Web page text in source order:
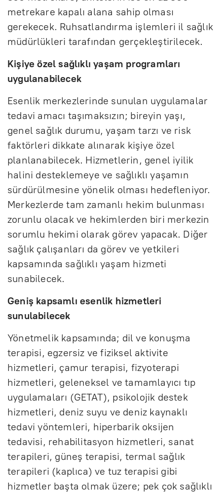
metrekare kapalı alana sahip olması
gerekecek. Ruhsatlandırma işlemleri il sağlık
müdürlükleri tarafından gerçekleştirilecek.
Kişiye özel sağlıklı yaşam programları
uygulanabilecek
Esenlik merkezlerinde sunulan uygulamalar
tedavi amacı taşımaksızın; bireyin yaşı,
genel sağlık durumu, yaşam tarzı ve risk
faktörleri dikkate alınarak kişiye özel
planlanabilecek. Hizmetlerin, genel iyilik
halini desteklemeye ve sağlıklı yaşamın
sürdürülmesine yönelik olması hedefleniyor.
Merkezlerde tam zamanlı hekim bulunması
zorunlu olacak ve hekimlerden biri merkezin
sorumlu hekimi olarak görev yapacak. Diğer
sağlık çalışanları da görev ve yetkileri
kapsamında sağlıklı yaşam hizmeti
sunabilecek.
Geniş kapsamlı esenlik hizmetleri
sunulabilecek
Yönetmelik kapsamında; dil ve konuşma
terapisi, egzersiz ve fiziksel aktivite
hizmetleri, çamur terapisi, fizyoterapi
hizmetleri, geleneksel ve tamamlayıcı tıp
uygulamaları (GETAT), psikolojik destek
hizmetleri, deniz suyu ve deniz kaynaklı
tedavi yöntemleri, hiperbarik oksijen
tedavisi, rehabilitasyon hizmetleri, sanat
terapileri, güneş terapisi, termal sağlık
terapileri (kaplıca) ve tuz terapisi gibi
hizmetler başta olmak üzere; pek çok sağlıklı